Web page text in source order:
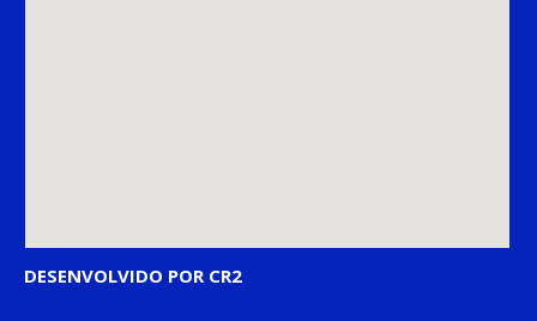
DESENVOLVIDO POR CR2